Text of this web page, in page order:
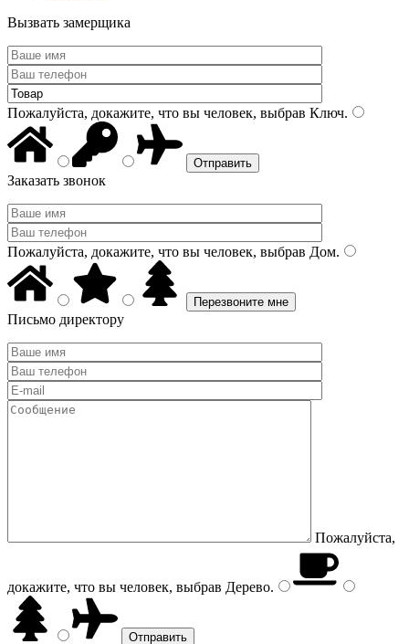
Вызвать замерщика
Пожалуйста, докажите, что вы человек, выбрав Ключ.
Заказать звонок
Пожалуйста, докажите, что вы человек, выбрав Дом.
Письмо директору
Пожалуйста,
докажите, что вы человек, выбрав Дерево.